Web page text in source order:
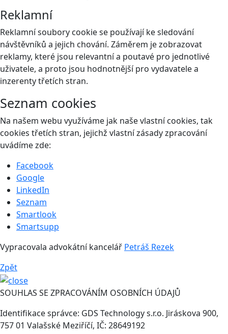
Reklamní
Reklamní soubory cookie se používají ke sledování
návštěvníků a jejich chování. Záměrem je zobrazovat
reklamy, které jsou relevantní a poutavé pro jednotlivé
uživatele, a proto jsou hodnotnější pro vydavatele a
inzerenty třetích stran.
Seznam cookies
Na našem webu využíváme jak naše vlastní cookies, tak
cookies třetích stran, jejichž vlastní zásady zpracování
uvádíme zde:
Facebook
Google
LinkedIn
Seznam
Smartlook
Smartsupp
Vypracovala advokátní kancelář Petráš Rezek
Zpět
SOUHLAS SE ZPRACOVÁNÍM OSOBNÍCH ÚDAJŮ
Identifikace správce: GDS Technology s.r.o. Jiráskova 900,
757 01 Valašské Meziříčí, IČ: 28649192